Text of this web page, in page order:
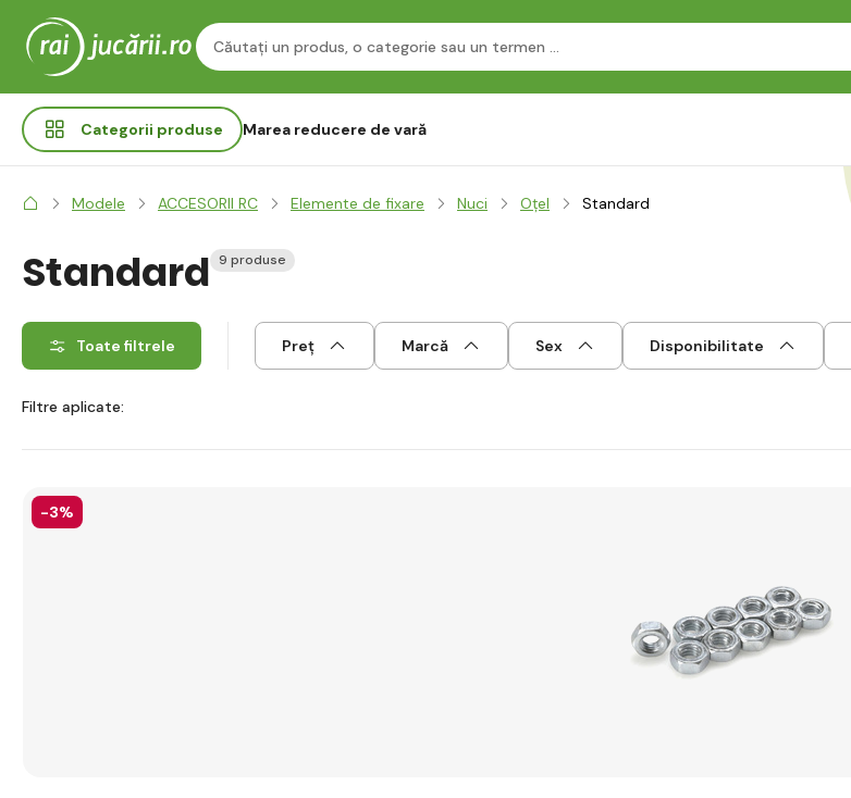
Categorii produse Marea reducere de vară
Modele ACCESORII RC Elemente de fixare Nuci Oţel Standard
Standard 9 produse
Toate filtrele Preț Marcă Sex Disponibilitate
Filtre aplicate:
-3%